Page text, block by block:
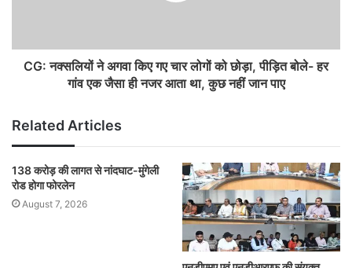
CG: नक्सलियों ने अगवा किए गए चार लोगों को छोड़ा, पीड़ित बोले- हर
गांव एक जैसा ही नजर आता था, कुछ नहीं जान पाए
Related Articles
138 करोड़ की लागत से नांदघाट-मुंगेली
रोड होगा फोरलेन
August 7, 2026